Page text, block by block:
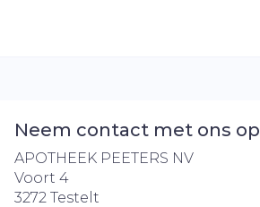
Neem contact met ons op
APOTHEEK PEETERS NV
Voort 4
3272 Testelt